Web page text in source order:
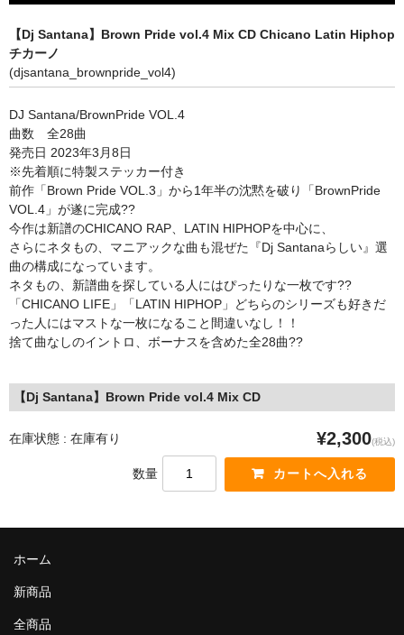
ORIGINAL
Chicano Life
Brown Pride
Por Vida
全商品（ORIGINAL）
ハニーカムトライプ
ホルモンクラブ
C D / D V D
全商品（CD/DVD）
Japanese Rap
MotiveRecords
DVD
【Dj Santana】Brown Pride vol.4 Mix CD Chicano Latin Hiphop
チカーノ
(djsantana_brownpride_vol4)
DJ Santana/BrownPride VOL.4
曲数 全28曲
発売日 2023年3月8日
※先着順に特製ステッカー付き
前作「Brown Pride VOL.3」から1年半の沈黙を破り「BrownPride
VOL.4」が遂に完成??
今作は新譜のCHICANO RAP、LATIN HIPHOPを中心に、
さらにネタもの、 マニアックな曲も混ぜた『Dj Santanaらしい』 選
曲の構成になっています。
ネタもの、新譜曲を探している人にはぴったりな一枚です??
「CHICANO LIFE」「LATIN HIPHOP」
どちらのシリーズも好きだ
った人にはマストな一枚になること間違いなし！！
捨て曲なしのイントロ、ボーナスを含めた全28曲??
【Dj Santana】Brown Pride vol.4 Mix CD
在庫状態 : 在庫有り ¥2,300(税込)
数量
ホーム
新商品
全商品